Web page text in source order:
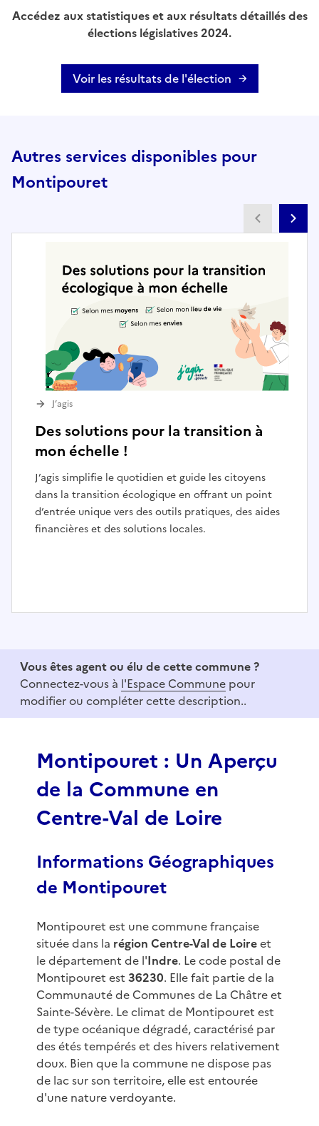
Accédez aux statistiques et aux résultats détaillés des
élections législatives 2024.
Voir les résultats de l'élection
Autres services disponibles pour
Montipouret
Des solutions pour la transition à
mon échelle !
J’agis simplifie le quotidien et guide les citoyens
dans la transition écologique en offrant un point
d’entrée unique vers des outils pratiques, des aides
financières et des solutions locales.
J’agis
f
Vous êtes agent ou élu de cette commune ?
Connectez-vous à l'Espace Commune pour
modifier ou compléter cette description..
Montipouret : Un Aperçu
de la Commune en
Centre-Val de Loire
Informations Géographiques
de Montipouret
Montipouret est une commune française
située dans la région Centre-Val de Loireet
le département de l'Indre. Le code postal de
Montipouret est 36230. Elle fait partie de la
Communauté de Communes de La Châtre et
Sainte-Sévère. Le climat de Montipouret est
de type océanique dégradé, caractérisé par
des étés tempérés et des hivers relativement
doux. Bien que la commune ne dispose pas
de lac sur son territoire, elle est entourée
d'une nature verdoyante.